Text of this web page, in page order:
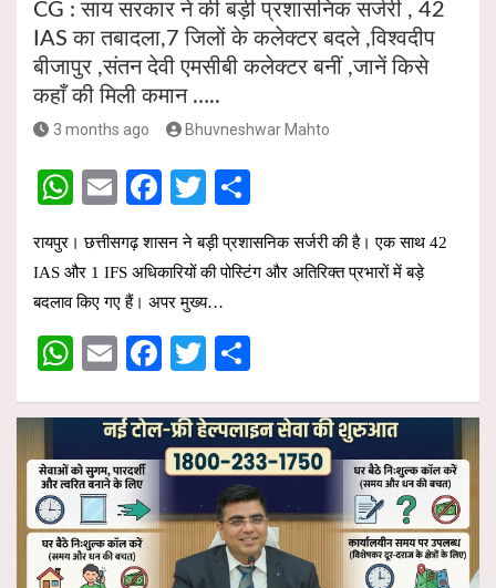
CG : साय सरकार ने की बड़ी प्रशासनिक सर्जरी , 42
IAS का तबादला,7 जिलों के कलेक्टर बदले ,विश्वदीप
बीजापुर ,संतन देवी एमसीबी कलेक्टर बनीं ,जानें किसे
कहाँ की मिली कमान …..
3 months ago Bhuvneshwar Mahto
W
at
s
A
p
p
E
ail
F
ce
b
o
o
k
T
wi
tt
er
h
ar
रायपुर। छत्तीसगढ़ शासन ने बड़ी प्रशासनिक सर्जरी की है। एक साथ 42
IAS और 1 IFS अधिकारियों की पोस्टिंग और अतिरिक्त प्रभारों में बड़े
बदलाव किए गए हैं। अपर मुख्य…
W
at
s
A
p
p
E
ail
F
ce
b
o
k
T
tt
er
ar
e